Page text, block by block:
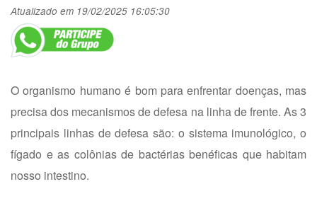
Atualizado em 19/02/2025 16:05:30
O organismo humano é bom para enfrentar doenças, mas
precisa dos mecanismos de defesa na linha de frente. As 3
principais linhas de defesa são: o sistema imunológico, o
fígado e as colônias de bactérias benéficas que habitam
nosso intestino.